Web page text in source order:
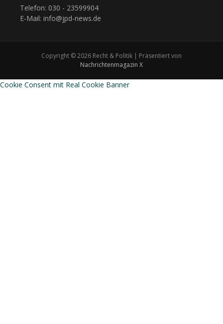
Telefon: 030 - 23599904
E-Mail: info@jpd-news.de
Copyright © 2026 Recht & Politik | Präsentiert von
Nachrichtenmagazin X
Cookie Consent mit Real Cookie Banner